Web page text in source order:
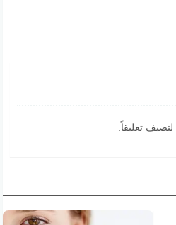
لتضيف تعليقاً.